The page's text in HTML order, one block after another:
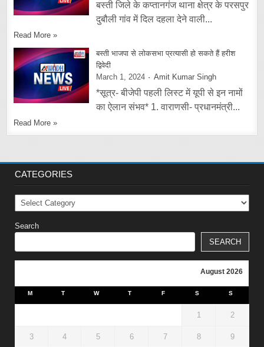
बस्ती जिले के कप्तानगंज थाना क्षेत्र के परसपुर
दुबौली गांव में दिल दहला देने वाली...
Read More »
बस्ती भाजपा से लोकसभा प्रत्यासी हो सकते हैं हरीश
द्विवेदी
March 1, 2024
Amit Kumar Singh
*सूत्र- बीजेपी पहली लिस्ट में यूपी से इन नामों
का ऐलान संभव* 1. वाराणसी- प्रधानमंत्री...
Read More »
CATEGORIES
Categories
Search
SEARCH
August 2026
M T W T F S S
1 2
3 4 5 6 7 8 9